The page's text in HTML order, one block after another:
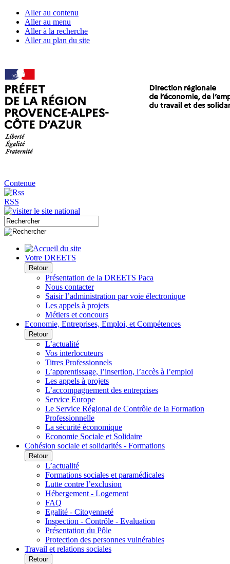
Aller au contenu
Aller au menu
Aller à la recherche
Aller au plan du site
Contenue
RSS
Votre DREETS
Retour
Présentation de la DREETS Paca
Nous contacter
Saisir l’administration par voie électronique
Les appels à projets
Métiers et concours
Economie, Entreprises, Emploi, et Compétences
Retour
L’actualité
Vos interlocuteurs
Titres Professionnels
L’apprentissage, l’insertion, l’accès à l’emploi
Les appels à projets
L’accompagnement des entreprises
Service Europe
Le Service Régional de Contrôle de la Formation
Professionnelle
La sécurité économique
Economie Sociale et Solidaire
Cohésion sociale et solidarités - Formations
Retour
L’actualité
Formations sociales et paramédicales
Lutte contre l’exclusion
Hébergement - Logement
FAQ
Egalité - Citoyenneté
Inspection - Contrôle - Evaluation
Présentation du Pôle
Protection des personnes vulnérables
Travail et relations sociales
Retour